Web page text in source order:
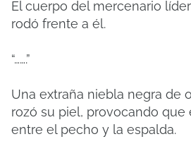
El cuerpo del mercenario
rodó frente a él.
“…….”
Una extraña niebla negra de
rozó su piel, provocando que
entre el pecho y la espalda.